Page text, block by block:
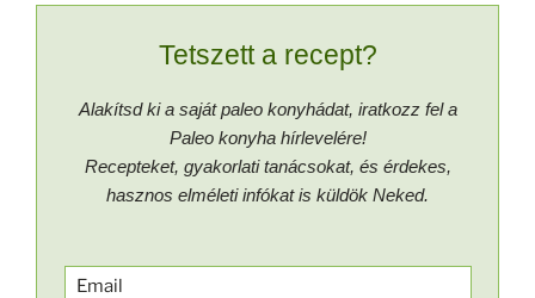
Tetszett a recept?
Alakítsd ki a saját paleo konyhádat, iratkozz fel a
Paleo konyha hírlevelére!
Recepteket, gyakorlati tanácsokat, és érdekes,
hasznos elméleti infókat is küldök Neked.